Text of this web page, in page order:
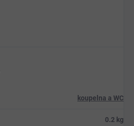
koupelna a WC
0.2 kg